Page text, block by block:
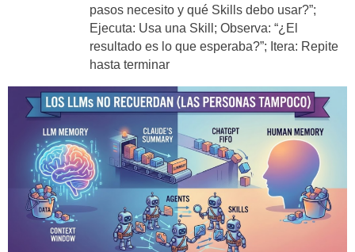
pasos necesito y qué Skills debo usar?”;
Ejecuta: Usa una Skill; Observa: “¿El
resultado es lo que esperaba?”; Itera: Repite
hasta terminar